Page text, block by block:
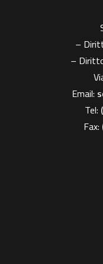
–
–
Email:
Tel:
Fax: